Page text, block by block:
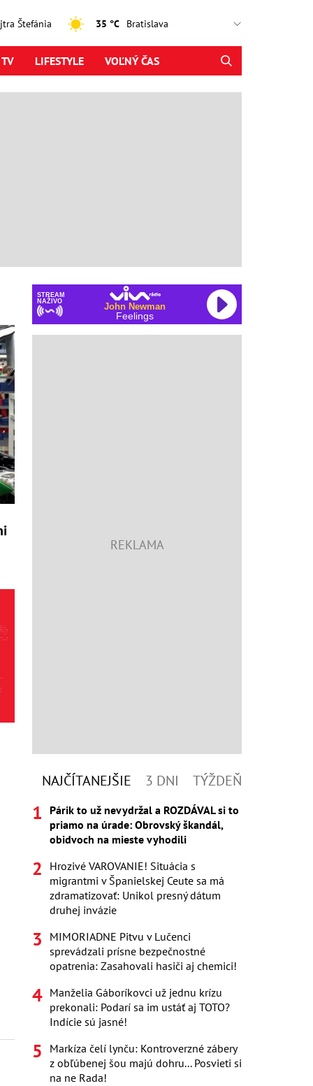
Štefánia 35 °C
LIFESTYLE VOĽNÝ ČAS
STREAM
NAŽIVO
John Newman
Feelings
NAJČÍTANEJŠIE 3 DNI TÝŽDEŇ
Párik to už nevydržal a ROZDÁVAL si to
priamo na úrade: Obrovský škandál,
obidvoch na mieste vyhodili
Hrozivé VAROVANIE! Situácia s
migrantmi v Španielskej Ceute sa má
zdramatizovať: Unikol presný dátum
druhej invázie
MIMORIADNE Pitvu v Lučenci
sprevádzali prísne bezpečnostné
opatrenia: Zasahovali hasiči aj chemici!
Manželia Gáboríkovci už jednu krízu
prekonali: Podarí sa im ustáť aj TOTO?
Indície sú jasné!
Markíza čelí lynču: Kontroverzné zábery
z obľúbenej šou majú dohru... Posvieti si
na ne Rada!